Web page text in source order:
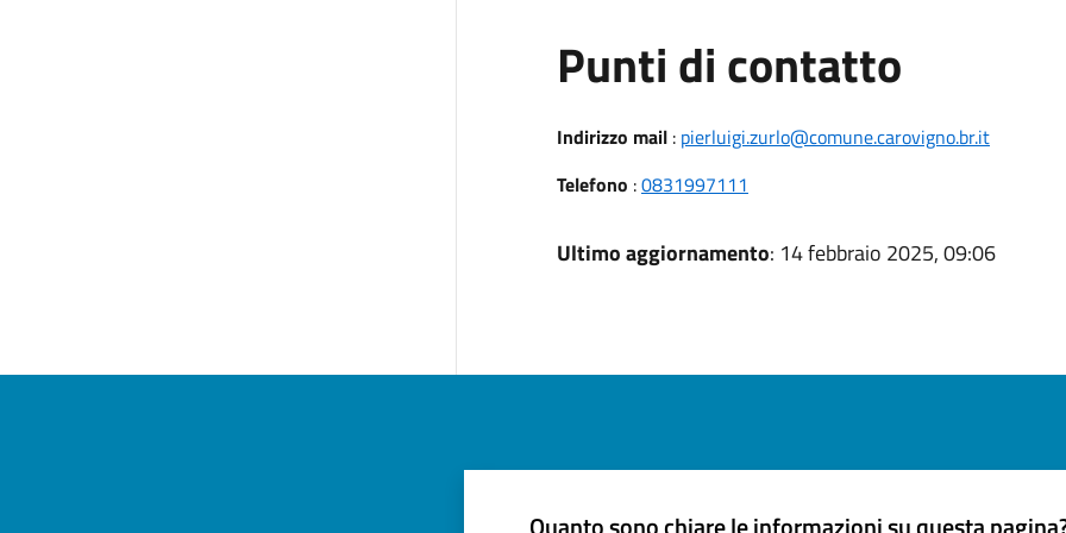
Punti di contatto
Indirizzo mail: pierluigi.zurlo@comune.carovigno.br.it
Telefono :0831997111
Ultimo aggiornamento: 14 febbraio 2025, 09:06